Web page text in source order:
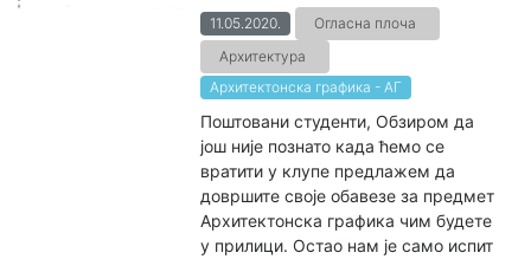
11.05.2020.
Огласна плоча
Архитектура
Архитектонска графика - АГ
Поштовани студенти, Обзиром да
још није познато када ћемо се
вратити у клупе предлажем да
довршите своје обавезе за предмет
Архитектонска графика чим будете
у прилици. Остао нам је само испит